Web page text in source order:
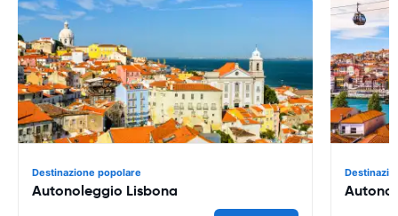
Destinazione popolare
Autonoleggio Lisbona